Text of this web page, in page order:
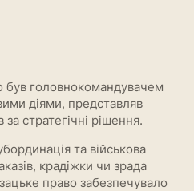
головнокомандувачем
діями, представляв
за стратегічні рішення.
та військова
крадіжки чи зрада
право забезпечувало